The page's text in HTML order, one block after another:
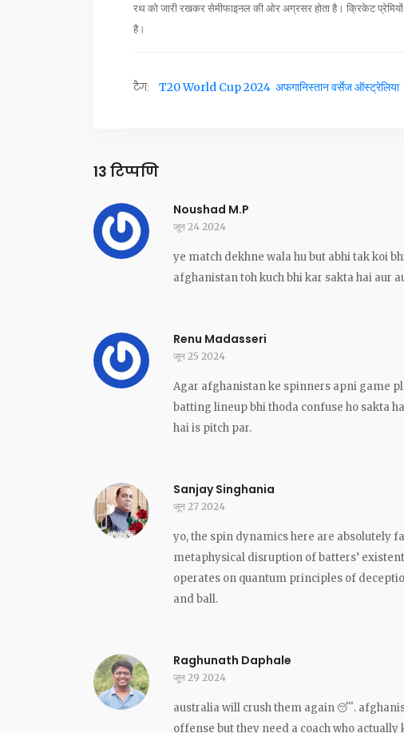
रथ को जारी रखकर सेमीफाइनल की ओर अग्रसर होता है। क्रिकेट
है।
टैग: T20 World Cup 2024 अफगानिस्तान वर्सेज ऑस्ट्रेलिया
13 टिप्पणि
Noushad M.P
जून 24 2024
ye match dekhne wala hu but abhi tak koi
afghanistan toh kuch bhi kar sakta hai aur
Renu Madasseri
जून 25 2024
Agar afghanistan ke spinners apni game
batting lineup bhi thoda confuse ho sakta
hai is pitch par.
Sanjay Singhania
जून 27 2024
yo, the spin dynamics here are absolutely
metaphysical disruption of batters’
operates on quantum principles of
and ball.
Raghunath Daphale
जून 29 2024
australia will crush them again 😴.
offense but they need a coach who actually